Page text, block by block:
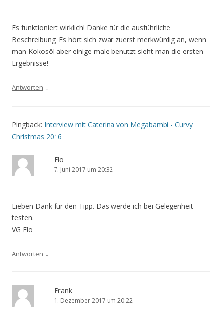
Es funktioniert wirklich! Danke für die ausführliche
Beschreibung. Es hört sich zwar zuerst merkwürdig an, wenn
man Kokosöl aber einige male benutzt sieht man die ersten
Ergebnisse!
Antworten ↓
Pingback: Interview mit Caterina von Megabambi - Curvy
Christmas 2016
Flo
7. Juni 2017 um 20:32
Lieben Dank für den Tipp. Das werde ich bei Gelegenheit
testen.
VG Flo
Antworten ↓
Frank
1. Dezember 2017 um 20:22